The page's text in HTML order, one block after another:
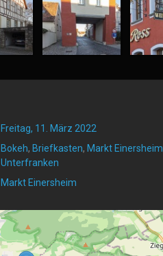
Freitag, 11. März 2022
Bokeh, Briefkasten, Markt Einersheim
Unterfranken
Markt Einersheim